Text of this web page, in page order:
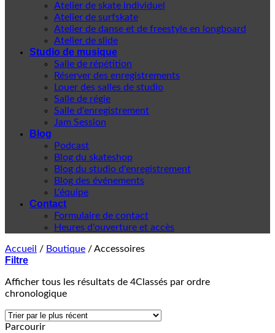
Atelier de skate individuel
Atelier de surfskate
Atelier de danse et de freestyle en longboard
Atelier de slide
Studio de musique
Salle de répétition
Réserver des enregistrements
Louer des salles de studio
Salle de régie
Salle d'enregistrement
Jam Session
Blog
Podcast
Blog du skateshop
Blog du studio d'enregistrement
Blog des événements
L'équipe
Contact
Formulaire de contact
Heures d'ouverture et accès
Accueil / Boutique /Accessoires
Filtre
Afficher tous les résultats de 4Classés par ordre
chronologique
Parcourir